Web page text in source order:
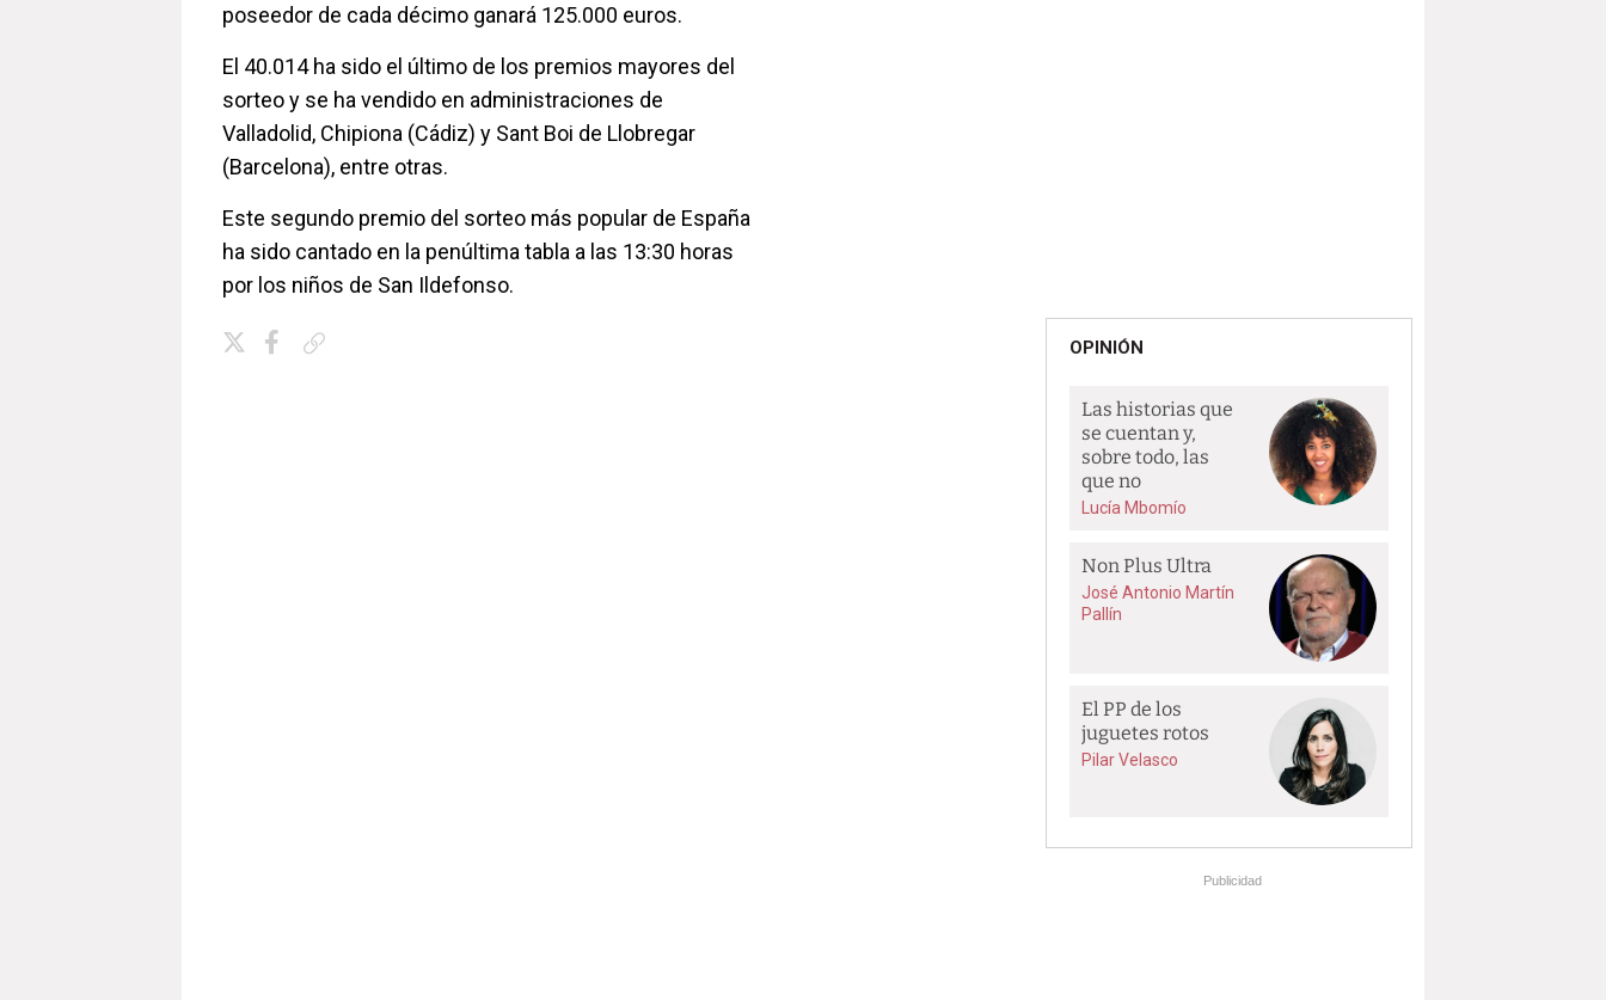
poseedor de cada décimo ganará 125.000 euros.
El 40.014 ha sido el último de los premios mayores del
sorteo y se ha vendido en administraciones de
Valladolid, Chipiona (Cádiz) y Sant Boi de Llobregar
(Barcelona), entre otras.
Este segundo premio del sorteo más popular de España
ha sido cantado en la penúltima tabla a las 13:30 horas
por los niños de San Ildefonso.
OPINIÓN
Las historias que
se cuentan y,
sobre todo, las
que no
Lucía Mbomío
Non Plus Ultra
José Antonio Martín
Pallín
El PP de los
juguetes rotos
Pilar Velasco
Publicidad